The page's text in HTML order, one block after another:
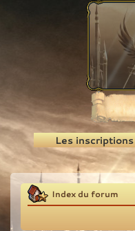
Recherche
Les
Index du forum